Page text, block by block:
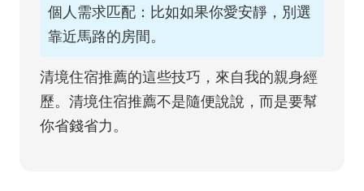
個人需求匹配：比如如果你愛安靜，別選
靠近馬路的房間。
清境住宿推薦的這些技巧，來自我的親身經
歷。清境住宿推薦不是隨便說說，而是要幫
你省錢省力。